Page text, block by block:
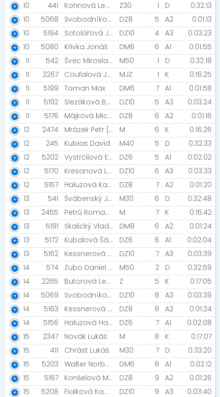
10
441 Kohnová Lenka [BehejBrno.com/Salming] Z30 1 D
0:32:13
10
5068 Svobodníková Agáta DZ8 5 A2
0:01:13
10
5194 Sotolářová Julie DZ10 4 A3
0:03:23
10
5080 Křivka Jonáš DM6 6 A1
0:01:55
11
542 Švec Miroslav [Night run team] M50 1 D
0:32:18
11
2267 Coufalová Jana [OCRA CZ TEAM] MJZ 1 K
0:16:25
11
5199 Toman Max DM6 7 A1
0:01:58
11
5192 Slezáková Barbora DZ10 5 A3
0:03:24
11
5176 Májková Michaela DZ8 6 A2
0:01:16
12
2474 Mrázek Petr [SK hasiči Brno] M 6 K
0:16:26
12
245 Kubias David M40 5 D
0:32:33
12
5202 Vystrčilová Ema DZ6 5 A1
0:02:02
12
5170 Kresanová Lucie DZ10 6 A3
0:03:33
12
5157 Haluzová Kateřina DZ8 7 A2
0:01:20
13
541 Švábenský Jan [Team Jeseníky] M30 6 D
0:32:48
13
2455 Petrů Roman [innogy] M 7 K
0:16:42
13
5191 Skalický Vladimír DM8 6 A2
0:01:24
13
5172 Kubalová Šárka DZ6 6 A1
0:02:04
13
5162 Kessnerová Eliška DZ10 7 A3
0:03:39
14
574 Zubo Daniel [Jogging klub Dubnica n/V] M50 2 D
0:32:59
14
2265 Butorová Lenka [NN2019] Z 5 K
0:17:05
14
5069 Svobodníková Sára DZ10 8 A3
0:03:39
14
5163 Kessnerová Tereza DZ8 8 A2
0:01:24
14
5156 Haluzová Hana DZ6 7 A1
0:02:08
15
2347 Novák Lukáš M 8 K
0:17:07
15
411 Chrást Lukáš M30 7 D
0:33:20
15
5203 Walter Norbert DM6 8 A1
0:02:12
15
5167 Konšelová Michaela DZ8 9 A2
0:01:26
15
5208 Fialková Kamila DZ10 9 A3
0:03:40